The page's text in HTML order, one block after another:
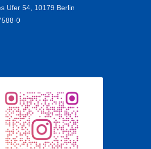
Ufer 54, 10179 Berlin
0